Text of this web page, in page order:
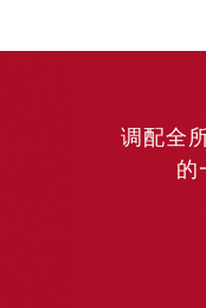
调配全
的